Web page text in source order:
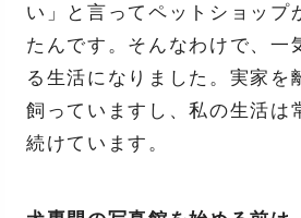
い」と言ってペットショップ
たんです。そんなわけで、一
る生活になりました。実家を
飼っていますし、私の生活は
続けています。